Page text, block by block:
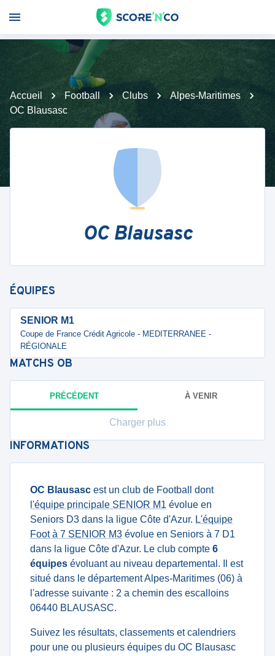
Accueil Football Clubs
Alpes-Maritimes
OC Blausasc
OC Blausasc
ÉQUIPES
SENIOR M1
Coupe de France Crédit Agricole - MEDITERRANEE -
RÉGIONALE
MATCHS OB
PRÉCÉDENT À VENIR
Charger plus
INFORMATIONS
OC Blausasc est un club de Football dont
l'équipe principale SENIOR M1 évolue en
Seniors D3 dans la ligue Côte d'Azur. L'équipe
Foot à 7 SENIOR M3 évolue en Seniors à 7 D1
dans la ligue Côte d'Azur. Le club compte 6
équipes évoluant au niveau departemental. Il est
situé dans le département Alpes-Maritimes (06) à
l'adresse suivante : 2 a chemin des escalloins
06440 BLAUSASC.
Suivez les résultats, classements et calendriers
pour une ou plusieurs équipes du OC Blausasc